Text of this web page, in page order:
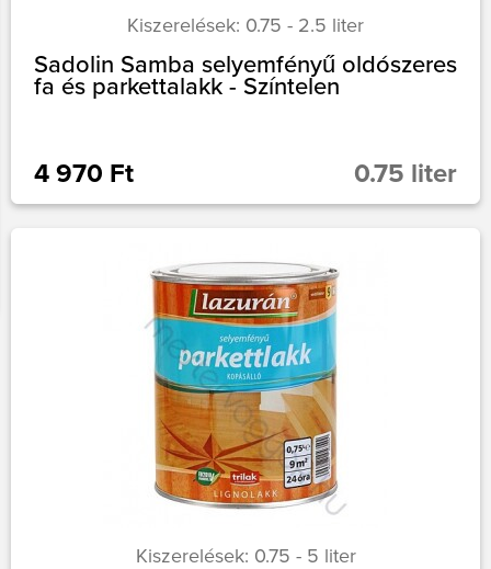
Kiszerelések: 0.75 - 2.5 liter
Sadolin Samba selyemfényű oldószeres
fa és parkettalakk - Színtelen
4 970 Ft 0.75 liter
Kiszerelések: 0.75 - 5 liter